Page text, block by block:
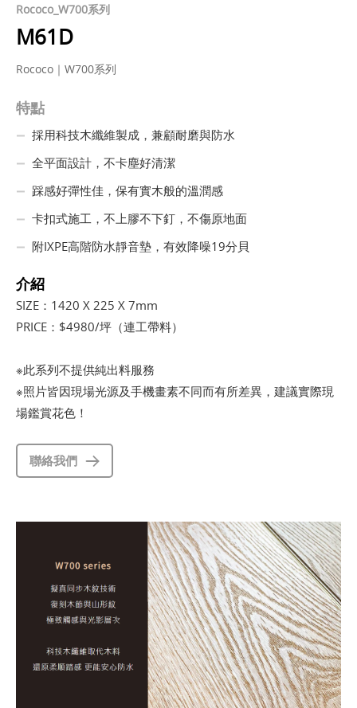
Rococo_W700系列
M61D
Rococo｜W700系列
特點
採用科技木纖維製成，兼顧耐磨與防水
全平面設計，不卡塵好清潔
踩感好彈性佳，保有實木般的溫潤感
卡扣式施工，不上膠不下釘，不傷原地面
附IXPE高階防水靜音墊，有效降噪19分貝
介紹
SIZE：1420 X 225 X 7mm
PRICE：$4980/坪（連工帶料）
※此系列不提供純出料服務
※照片皆因現場光源及手機畫素不同而有所差異，建議實際現
場鑑賞花色！
聯絡我們